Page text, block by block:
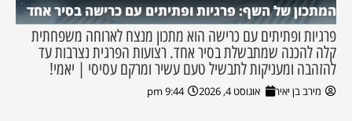
המתכון של השף: פרגיות ופתיתים עם כרישה בסיר אחד
פרגיות ופתיתים עם כרישה הוא מתכון מנצח לארוחה משפחתית
קלה להכנה שמתבשלת בסיר אחד. רצועות הפרגית נצרבות עד
להזהבה ומעניקות לתבשיל טעם עשיר ומרקם עסיסי | יאמי!
מירב בן יאיר אוגוסט 4, 2026 9:44 pm